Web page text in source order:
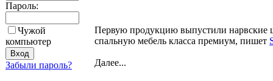
Пароль:
Чужой
компьютер
Забыли пароль?
Первую продукцию выпустили нарвские
спальную мебель класса премиум, пишет
Далее...